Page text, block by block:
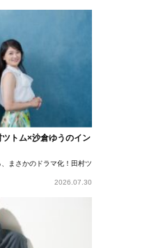
ツトム×沙倉ゆうのイン
、まさかのドラマ化！田村ツトム×沙倉ゆうのが語
2026.07.30